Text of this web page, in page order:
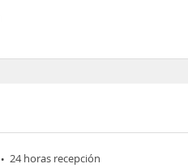
24 horas recepción